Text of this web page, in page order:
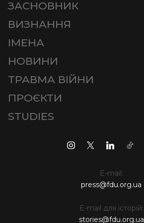
ЗАСНОВНИК
ВИЗНАННЯ
ІМЕНА
НОВИНИ
ТРАВМА ВІЙНИ
ПРОЄКТИ
STUDIES
E-mail:
press@fdu.org.ua
E-mail для історій:
stories@fdu.org.ua